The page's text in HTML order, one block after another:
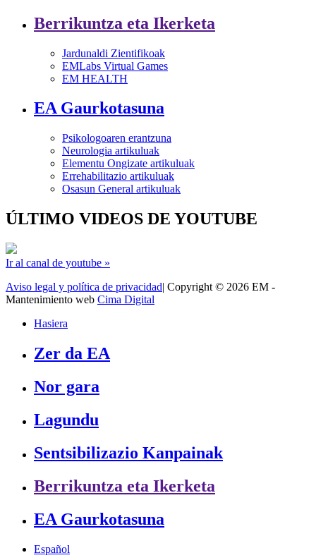
Berrikuntza eta Ikerketa
Jardunaldi Zientifikoak
EMLabs Virtual Games
EM HEALTH
EA Gaurkotasuna
Psikologoaren erantzuna
Neurologia artikuluak
Elementu Ongizate artikuluak
Errehabilitazio artikuluak
Osasun General artikuluak
ÚLTIMO VIDEOS DE YOUTUBE
Ir al canal de youtube »
Aviso legal y política de privacidad| Copyright © 2026 EM -
Mantenimiento web Cima Digital
Hasiera
Zer da EA
Nor gara
Lagundu
Sentsibilizazio Kanpainak
Berrikuntza eta Ikerketa
EA Gaurkotasuna
Español